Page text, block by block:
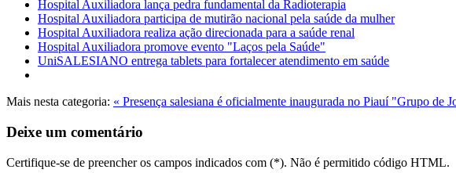
Hospital Auxiliadora lança pedra fundamental da Radioterapia
Hospital Auxiliadora participa de mutirão nacional pela saúde da mulher
Hospital Auxiliadora realiza ação direcionada para a saúde renal
Hospital Auxiliadora promove evento "Laços pela Saúde"
UniSALESIANO entrega tablets para fortalecer atendimento em saúde
Mais nesta categoria: « Presença salesiana é oficialmente inaugurada no Piauí "Grupo de
Deixe um comentário
Certifique-se de preencher os campos indicados com (*). Não é permitido código HTML.